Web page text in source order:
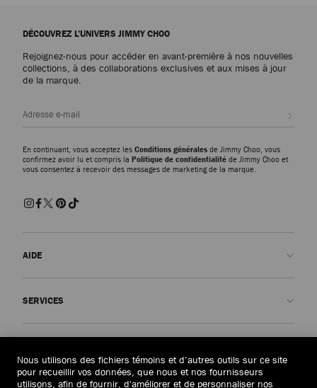
DÉCOUVREZ L’UNIVERS JIMMY CHOO
Rejoignez-nous pour accéder en avant-première à nos nouvelles
collections, à des collaborations exclusives et aux mises à jour
de la marque.
En continuant, vous acceptez les Conditions générales de Jimmy Choo, vous
confirmez avoir lu et compris la Politique de confidentialité de Jimmy Choo et
vous consentez à recevoir des messages de marketing de la marque.
AIDE
Soumettre un retour
Trouver un magasin
SERVICES
Made-to-Order
Entretien et réparation
Qui sommes-nous ?
Nous utilisons des fichiers témoins et d’autres outils sur ce site
pour recueillir vos données, que nous et nos fournisseurs
utilisons, afin de fournir, d'améliorer et de personnaliser nos